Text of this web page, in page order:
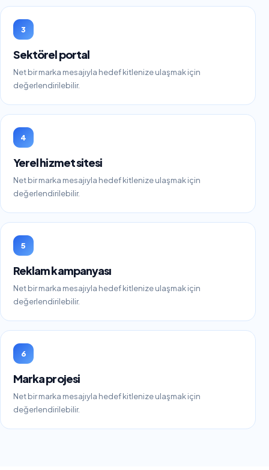
3
Sektörel portal
Net bir marka mesajıyla hedef kitlenize ulaşmak için
değerlendirilebilir.
4
Yerel hizmet sitesi
Net bir marka mesajıyla hedef kitlenize ulaşmak için
değerlendirilebilir.
5
Reklam kampanyası
Net bir marka mesajıyla hedef kitlenize ulaşmak için
değerlendirilebilir.
6
Marka projesi
Net bir marka mesajıyla hedef kitlenize ulaşmak için
değerlendirilebilir.